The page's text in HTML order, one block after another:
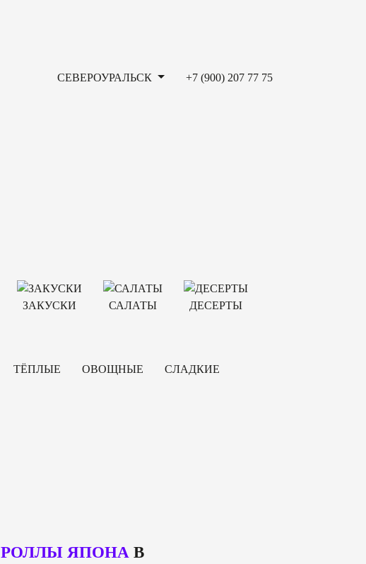
+7 (900) 207 77 75
СЕВЕРОУРАЛЬСК
ЗАКУСКИ САЛАТЫ ДЕСЕРТЫ
ТЁПЛЫЕ ОВОЩНЫЕ СЛАДКИЕ
РОЛЛЫ ЯПОНА В